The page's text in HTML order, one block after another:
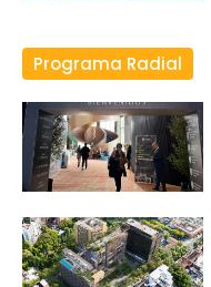
Programa Radial